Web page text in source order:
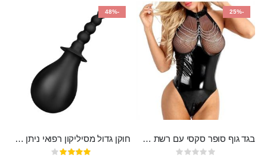
-25%
בגד גוף סופר סקסי עם רשת שקופה בחזה ושרשרות מלמעלה וריצרץ מלמטה Pan במפשעה
Rating:
-48%
חוקן גדול מסיליקון רפואי ניתן לשימוש גם כפלאג וגם כחרוזים אנאלים
דירוג: